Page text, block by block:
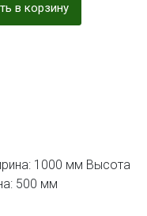
в корзину
1000 мм Высота
500 мм